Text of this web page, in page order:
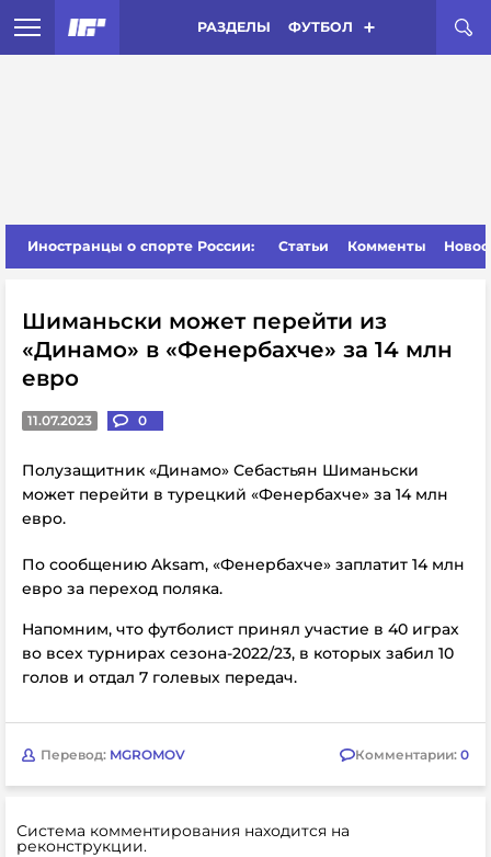
РАЗДЕЛЫ ФУТБОЛ
Иностранцы о спорте России: Статьи Комменты
Шиманьски может перейти из
«Динамо» в «Фенербахче» за 14 млн
евро
11.07.2023 0
Полузащитник «Динамо» Себастьян Шиманьски
может перейти в турецкий «Фенербахче» за 14 млн
евро.
По сообщению Aksam, «Фенербахче» заплатит 14 млн
евро за переход поляка.
Напомним, что футболист принял участие в 40 играх
во всех турнирах сезона-2022/23, в которых забил 10
голов и отдал 7 голевых передач.
Перевод: MGROMOV Комментарии: 0
Система комментирования находится на
реконструкции.